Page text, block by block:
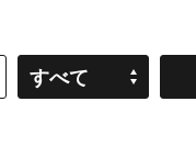
すべて